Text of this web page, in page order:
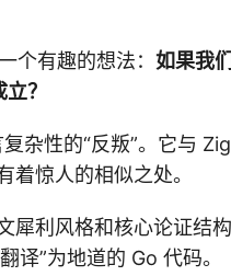
有趣的想法： 如果我
？
杂性的“反叛”。它与
着惊人的相似之处。
犀利风格和核心论证结构
译”为地道的 Go 代码。